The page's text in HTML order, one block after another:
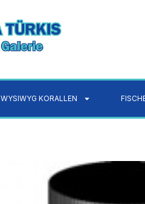
WYSIWYG KORALLEN